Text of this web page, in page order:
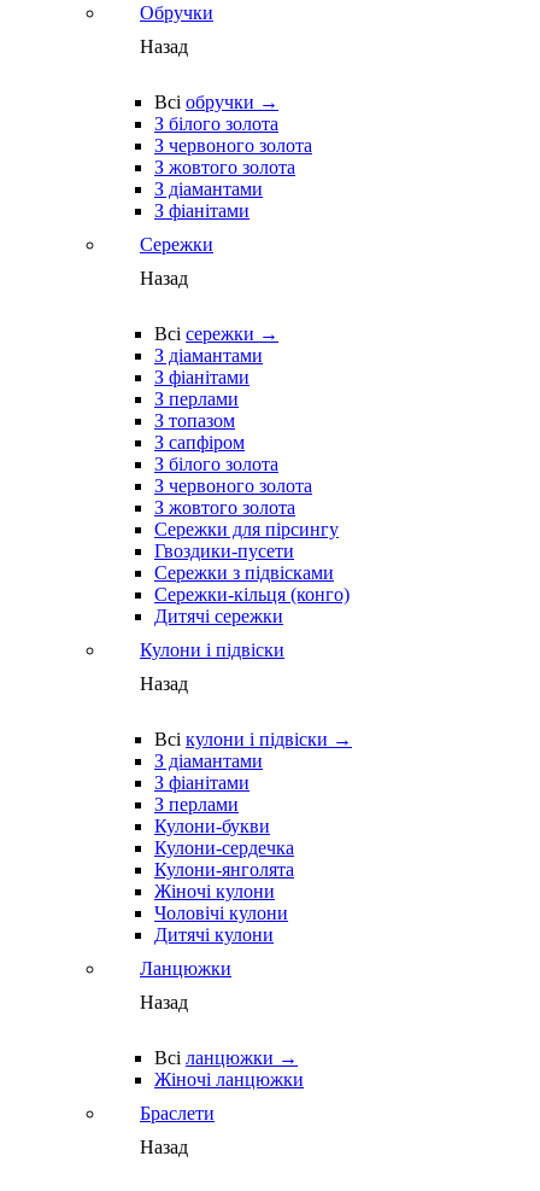
Обручки
Назад
Всі обручки →
З білого золота
З червоного золота
З жовтого золота
З діамантами
З фіанітами
Сережки
Назад
Всі сережки →
З діамантами
З фіанітами
З перлами
З топазом
З сапфіром
З білого золота
З червоного золота
З жовтого золота
Сережки для пірсингу
Гвоздики-пусети
Сережки з підвісками
Сережки-кільця (конго)
Дитячі сережки
Кулони і підвіски
Назад
Всі кулони і підвіски →
З діамантами
З фіанітами
З перлами
Кулони-букви
Кулони-сердечка
Кулони-янголята
Жіночі кулони
Чоловічі кулони
Дитячі кулони
Ланцюжки
Назад
Всі ланцюжки →
Жіночі ланцюжки
Браслети
Назад